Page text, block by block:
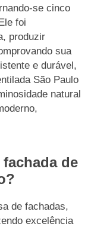
se cinco
foi
produzir
sua
e durável,
São Paulo
natural
de
de fachadas,
excelência